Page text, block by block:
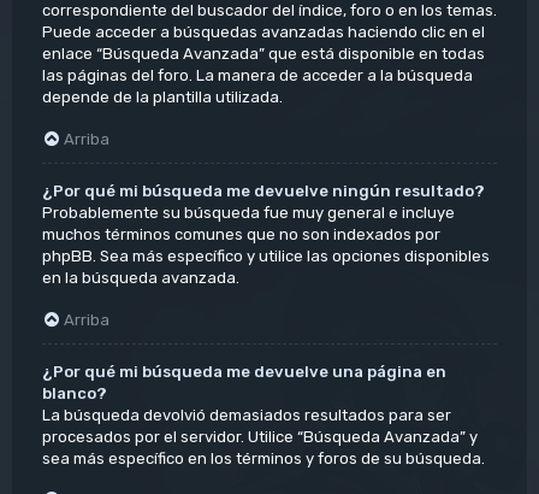
correspondiente del buscador del índice, foro o en los temas.
Puede acceder a búsquedas avanzadas haciendo clic en el
enlace “Búsqueda Avanzada” que está disponible en todas
las páginas del foro. La manera de acceder a la búsqueda
depende de la plantilla utilizada.
Arriba
¿Por qué mi búsqueda me devuelve ningún resultado?
Probablemente su búsqueda fue muy general e incluye
muchos términos comunes que no son indexados por
phpBB. Sea más específico y utilice las opciones disponibles
en la búsqueda avanzada.
Arriba
¿Por qué mi búsqueda me devuelve una página en
blanco?
La búsqueda devolvió demasiados resultados para ser
procesados por el servidor. Utilice “Búsqueda Avanzada” y
sea más específico en los términos y foros de su búsqueda.